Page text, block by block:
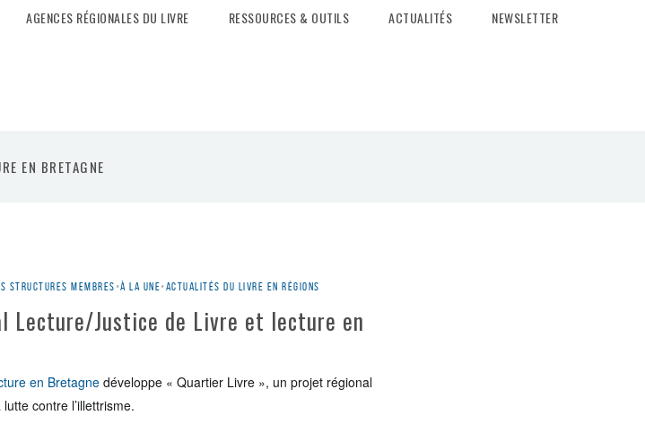
AGENCES RÉGIONALES DU LIVRE RESSOURCES & OUTILS ACTUALITÉS NEWSLETTER
EN BRETAGNE
structures membres•À la une•Actualités du livre en régions
Lecture/Justice de Livre et lecture en
en Bretagne développe « Quartier Livre », un projet régional
contre l’illettrisme.